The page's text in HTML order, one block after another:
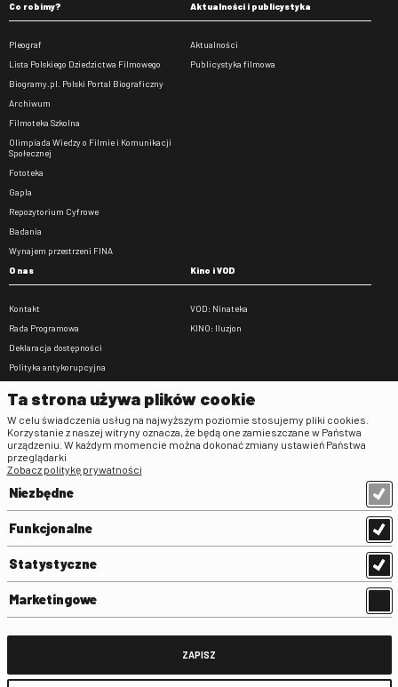
Co robimy?
Pleograf
Lista Polskiego Dziedzictwa Filmowego
Biogramy.pl. Polski Portal Biograficzny
Archiwum
Filmoteka Szkolna
Olimpiada Wiedzy o Filmie i Komunikacji
Społecznej
Fototeka
Gapla
Repozytorium Cyfrowe
Badania
Wynajem przestrzeni FINA
Aktualności i publicystyka
Aktualności
Publicystyka filmowa
O nas
Kontakt
Rada Programowa
Deklaracja dostępności
Polityka antykorupcyjna
Zamówienia publiczne
Praca w FINA
Kino i VOD
VOD: Ninateka
KINO: Iluzjon
Regulaminy
Klauzula informacyjna RODO
Regulamin użytkowania parkingu
Standardy ochrony małoletnich
Regulamin kina Iluzjon
Ta strona używa plików cookie
W celu świadczenia usług na najwyższym poziomie stosujemy pliki cookies.
Korzystanie z naszej witryny oznacza, że będą one zamieszczane w Państwa
urządzeniu. W każdym momencie można dokonać zmiany ustawień Państwa
przeglądarki
Zobacz politykę prywatności
Niezbędne
Funkcjonalne
Statystyczne
Marketingowe
ZAPISZ